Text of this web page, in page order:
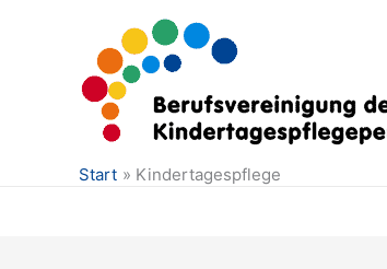
Start
Kindertagespflege